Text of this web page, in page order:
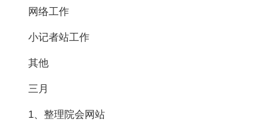
网络工作
小记者站工作
其他
三月
1、整理院会网站